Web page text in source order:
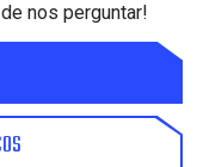
nos perguntar!